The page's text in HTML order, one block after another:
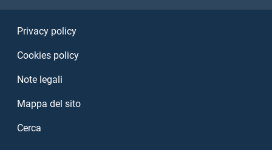
Privacy policy
Cookies policy
Note legali
Mappa del sito
Cerca